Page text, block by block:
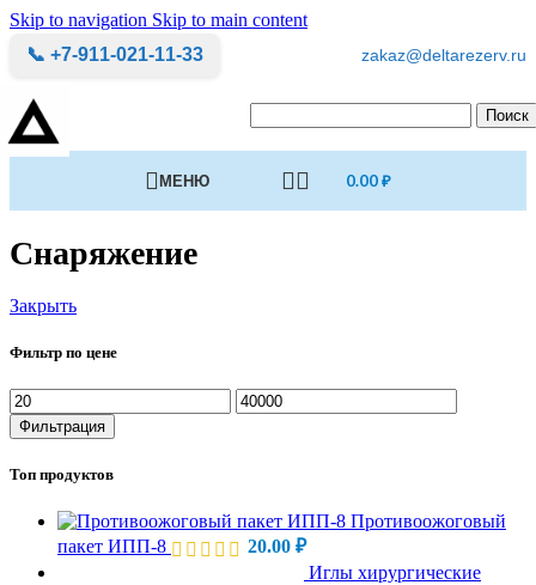
Skip to navigation Skip to main content
📞 +7-911-021-11-33
zakaz@deltarezerv.ru
Поиск
МЕНЮ 0.00₽
Снаряжение
Закрыть
Фильтр по цене
Минимальная
цена
Максимальная
цена
Фильтрация
Топ продуктов
Противоожоговый
пакет ИПП-8
20.00 ₽
Иглы хирургические